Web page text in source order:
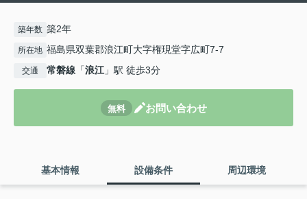
築年数 築2年
所在地 福島県双葉郡浪江町大字権現堂字広町7-7
交通 常磐線 「浪江」駅 徒歩3分
無料 お問い合わせ
基本情報 設備条件 周辺環境